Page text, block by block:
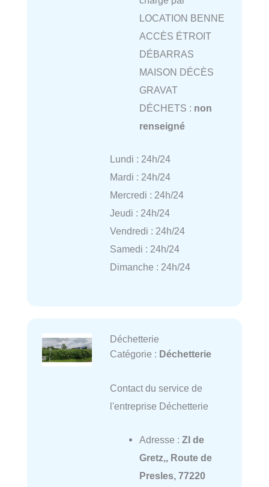
LOCATION BENNE
ACCÈS ÉTROIT
DÉBARRAS
MAISON DÉCÈS
GRAVAT
DÉCHETS : non
renseigné
Lundi : 24h/24
Mardi : 24h/24
Mercredi : 24h/24
Jeudi : 24h/24
Vendredi : 24h/24
Samedi : 24h/24
Dimanche : 24h/24
Déchetterie
Catégorie : Déchetterie
Contact du service de
l'entreprise Déchetterie
Adresse : ZI de
Gretz,, Route de
Presles, 77220